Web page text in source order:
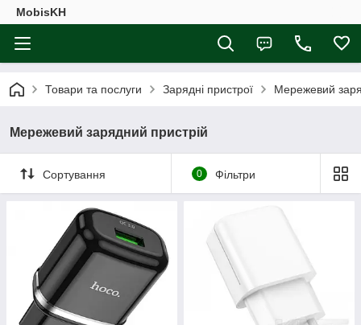
MobisKH
Товари та послуги Зарядні пристрої Мережевий
Мережевий зарядний пристрій
Сортування 0 Фільтри